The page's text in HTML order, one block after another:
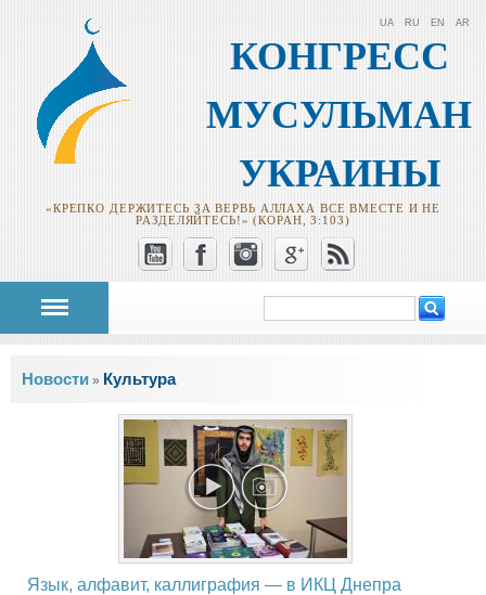
КОНГРЕСС
МУСУЛЬМАН
УКРАИНЫ
«КРЕПКО ДЕРЖИТЕСЬ ЗА ВЕРВЬ АЛЛАХА ВСЕ ВМЕСТЕ И НЕ
РАЗДЕЛЯЙТЕСЬ!» (КОРАН, 3:103)
UA RU EN AR
Форма поиска
Вы здесь
Новости » Культура
Язык, алфавит, каллиграфия — в ИКЦ Днепра